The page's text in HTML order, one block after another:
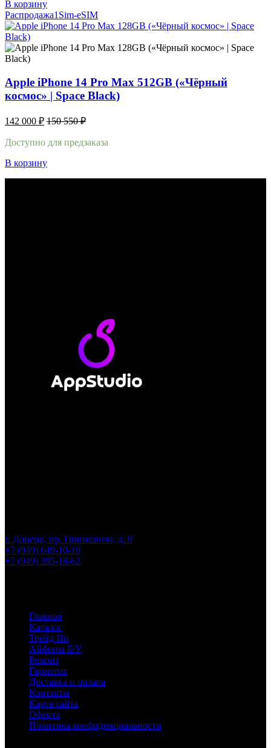
В корзину
Распродажа1Sim-eSIM
Apple iPhone 14 Pro Max 512GB («Чёрный
космос» | Space Black)
142 000 ₽ 150 550₽
Доступно для предзаказа
В корзину
г. Донецк, пр. Гринкевича, д. 9
+7 (949) 649-10-19
+7 (949) 395-18-62
Главная
Каталог
Трейд Ин
Айфоны Б/У
Ремонт
Гарантия
Доставка и оплата
Контакты
Карта сайта
Оферта
Политика конфиденциальности